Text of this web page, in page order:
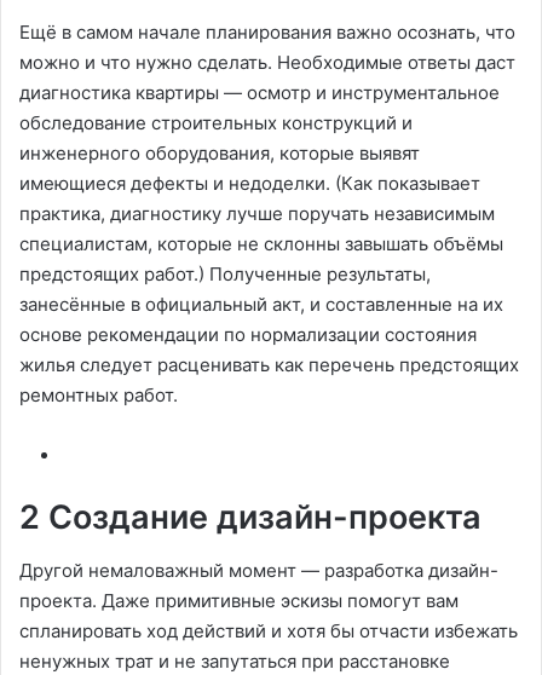
Eщё в самом начале планирования важно осознать, что
можно и что нужно сделать. Необходимые ответы даст
диагностика квартиры — осмотр и инструментальное
обследование строительных конструкций и
инженерного оборудования, которые выявят
имеющиеся дефекты и недоделки. (Как показывает
практика, диагностику лучше поручать независимым
специалистам, которые не склонны завышать объёмы
предстоящих работ.) Полученные результаты,
занесённые в официальный акт, и составленные на их
основе рекомендации по нормализации состояния
жилья следует расценивать как перечень предстоящих
ремонтных работ.
2 Создание дизайн-проекта
Другой немаловажный момент — разработка дизайн-
проекта. Даже примитивные эскизы помогут вам
спланировать ход действий и хотя бы отчасти избежать
ненужных трат и не запутаться при расстановке